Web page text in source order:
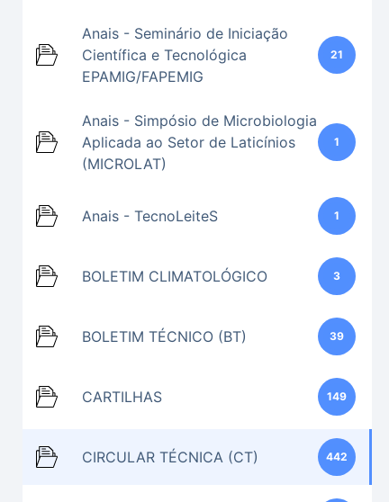
Anais - Seminário de Iniciação
Científica e Tecnológica
EPAMIG/FAPEMIG
21
Anais - Simpósio de Microbiologia
Aplicada ao Setor de Laticínios
(MICROLAT)
1
Anais - TecnoLeiteS 1
BOLETIM CLIMATOLÓGICO 3
BOLETIM TÉCNICO (BT) 39
CARTILHAS 149
CIRCULAR TÉCNICA (CT) 442